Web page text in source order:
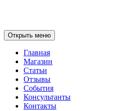
Открыть меню
Главная
Магазин
Статьи
Отзывы
События
Консультанты
Контакты